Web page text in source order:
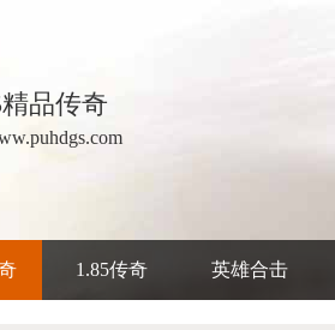
精品传奇
1.85传奇 英雄合击